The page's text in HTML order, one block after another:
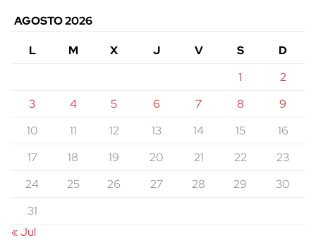
AGOSTO 2026
L
M X J V S
D
1
2
3
4 5 6 7 8
9
10
11 12 13 14 15
16
17
18 19 20 21 22
23
24
25 26 27 28 29
30
31
« Jul